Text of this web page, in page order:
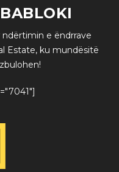
e ëndrrave
Estate, ku mundësitë